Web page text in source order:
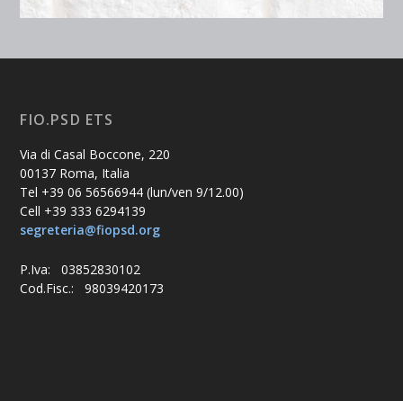
FIO.PSD ETS
Via di Casal Boccone, 220
00137 Roma, Italia
Tel +39 06 56566944 (lun/ven 9/12.00)
Cell +39 333 6294139
segreteria@fiopsd.org
P.Iva: 03852830102
Cod.Fisc.: 98039420173